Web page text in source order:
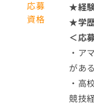
応募
資格
★経
★学
＜応
・ア
があ
・高
競技